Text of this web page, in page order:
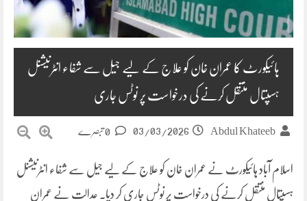
ہائیکورٹ کا عمران خان کو علاج کے لیے جیل سے شفاء انٹرنیشنل
ہسپتال منتقل کرنے کی درخواست پر نوٹس جاری
Abdul Khateeb
03/03/2026
اسلام آباد ہائیکورٹ نے عمران خان کو علاج کے لیے جیل سے شفاء انٹرنیشنل
ہسپتال منتقل کرنے کی درخواست پر نوٹس جاری کر دیا۔ عدالت نے عمران